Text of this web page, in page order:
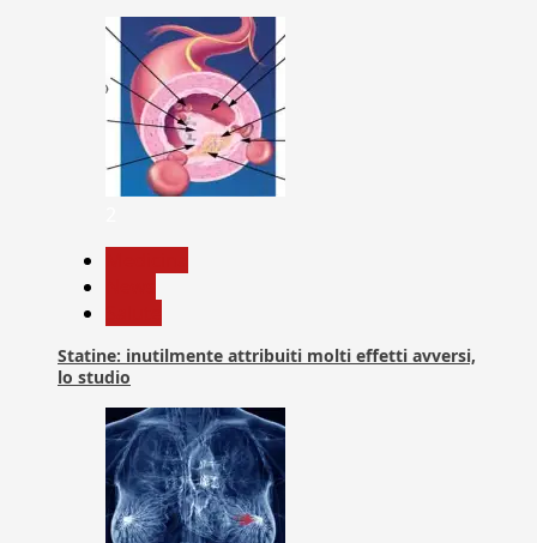
Statine: inutilmente attribuiti molti effetti avversi,
lo studio